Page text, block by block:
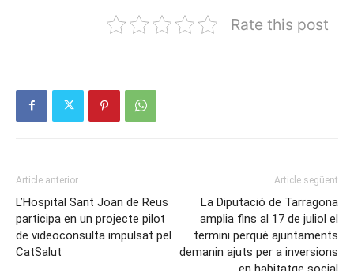
Rate this post
Article anterior
L’Hospital Sant Joan de Reus
participa en un projecte pilot
de videoconsulta impulsat pel
CatSalut
Article següent
La Diputació de Tarragona
amplia fins al 17 de juliol el
termini perquè ajuntaments
demanin ajuts per a inversions